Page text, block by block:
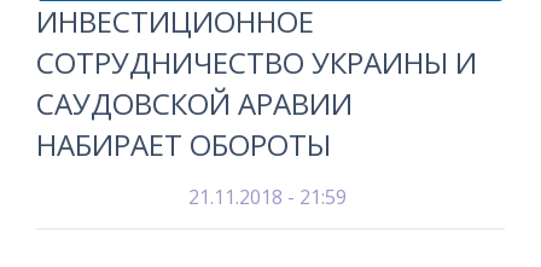
ИНВЕСТИЦИОННОЕ
СОТРУДНИЧЕСТВО УКРАИНЫ И
САУДОВСКОЙ АРАВИИ
НАБИРАЕТ ОБОРОТЫ
21.11.2018 - 21:59